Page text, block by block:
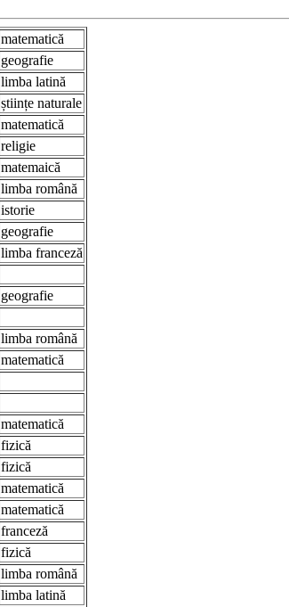
matematică
geografie
limba latină
științe naturale
matematică
religie
matemaică
limba română
istorie
geografie
limba franceză
geografie
limba română
matematică
matematică
fizică
fizică
matematică
matematică
franceză
fizică
limba română
limba latină